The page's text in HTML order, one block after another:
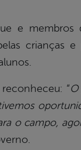
e
crianças
“
o campo,